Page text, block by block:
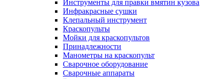
Инструменты для правки вмятин кузова
Инфракрасные сушки
Клепальный инструмент
Краскопульты
Мойки для краскопультов
Принадлежности
Манометры на краскопульт
Сварочное оборудование
Сварочные аппараты